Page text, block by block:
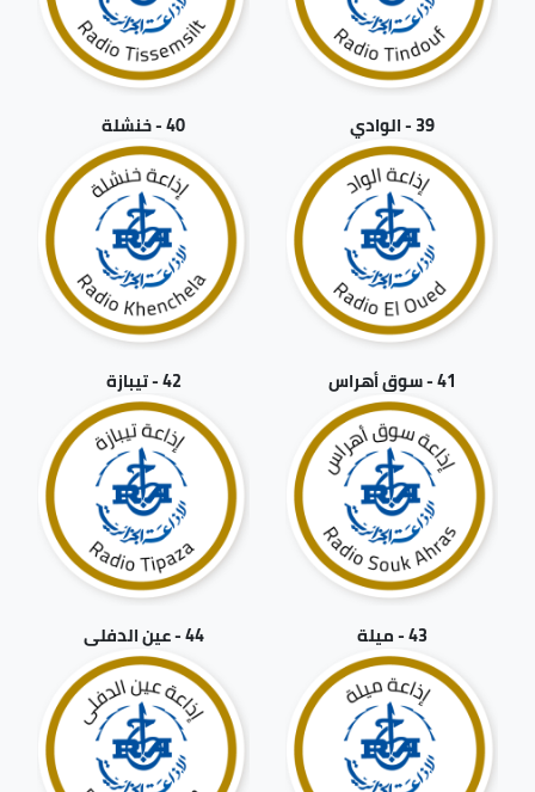
39 - الوادي 40 - خنشلة
41 - سوق أهراس 42 - تيبازة
43 - ميلة 44 - عين الدفلى